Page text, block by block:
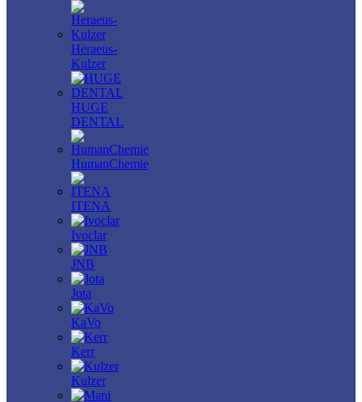
Heraeus-
Kulzer
HUGE
DENTAL
HumanChemie
ITENA
Ivoclar
JNB
Jota
KaVo
Kerr
Kulzer